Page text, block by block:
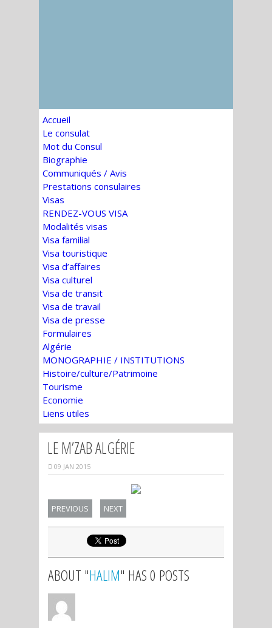
Accueil
Le consulat
Mot du Consul
Biographie
Communiqués / Avis
Prestations consulaires
Visas
RENDEZ-VOUS VISA
Modalités visas
Visa familial
Visa touristique
Visa d’affaires
Visa culturel
Visa de transit
Visa de travail
Visa de presse
Formulaires
Algérie
MONOGRAPHIE / INSTITUTIONS
Histoire/culture/Patrimoine
Tourisme
Economie
Liens utiles
LE M’ZAB ALGÉRIE
09 JAN 2015
PREVIOUS NEXT
ABOUT "HALIM" HAS 0 POSTS